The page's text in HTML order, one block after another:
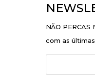
NÃO PERCAS
com as